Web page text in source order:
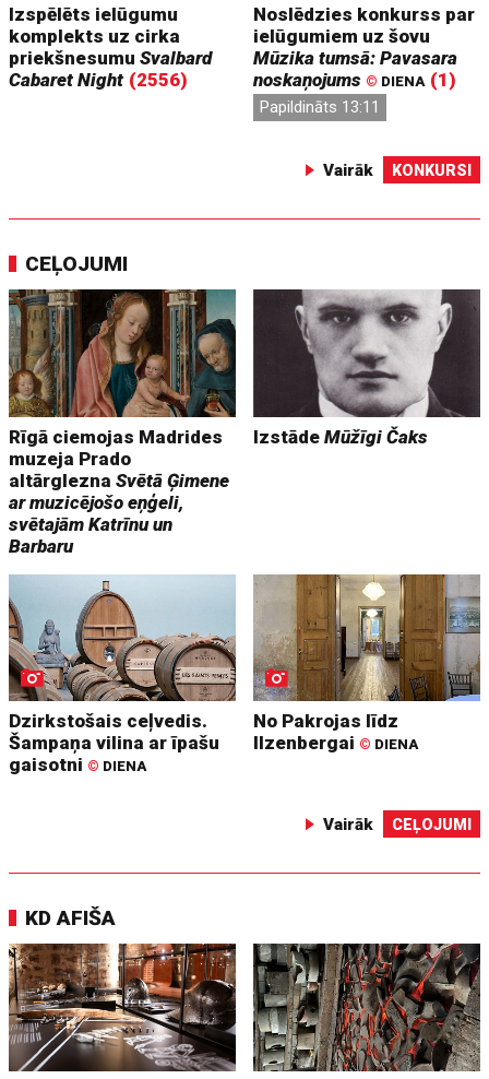
Izspēlēts ielūgumu
komplekts uz cirka
priekšnesumuSvalbard
Cabaret Night (2556)
Noslēdzies konkurss par
ielūgumiem uz šovu
Mūzika tumsā: Pavasara
noskaņojums © DIENA (1)
Papildināts 13:11
Vairāk KONKURSI
CEĻOJUMI
Rīgā ciemojas Madrides
muzeja Prado
altārgleznaSvētā Ģimene
ar muzicējošo eņģeli,
svētajām Katrīnu un
Barbaru
IzstādeMūžīgi Čaks
Dzirkstošais ceļvedis.
Šampaņa vilina ar īpašu
gaisotni © DIENA
No Pakrojas līdz
Ilzenbergai © DIENA
Vairāk CEĻOJUMI
KD AFIŠA